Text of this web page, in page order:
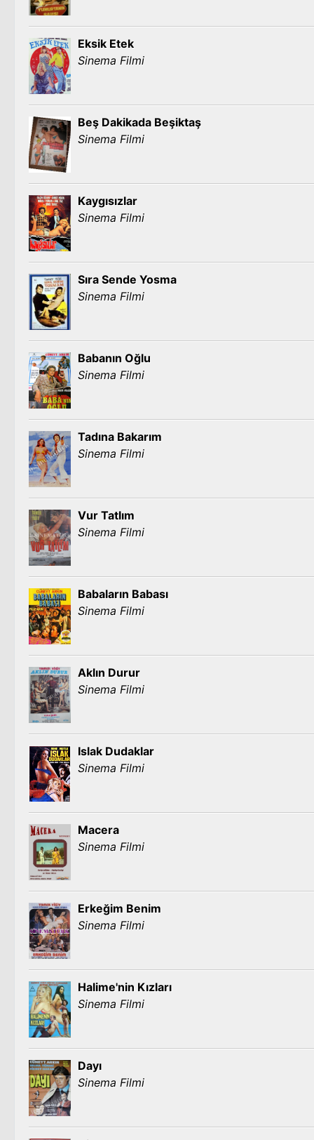
Eksik Etek
Sinema Filmi
Beş Dakikada Beşiktaş
Sinema Filmi
Kaygısızlar
Sinema Filmi
Sıra Sende Yosma
Sinema Filmi
Babanın Oğlu
Sinema Filmi
Tadına Bakarım
Sinema Filmi
Vur Tatlım
Sinema Filmi
Babaların Babası
Sinema Filmi
Aklın Durur
Sinema Filmi
Islak Dudaklar
Sinema Filmi
Macera
Sinema Filmi
Erkeğim Benim
Sinema Filmi
Halime'nin Kızları
Sinema Filmi
Dayı
Sinema Filmi